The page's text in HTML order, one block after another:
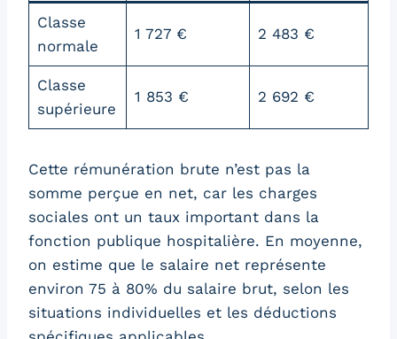
Classe
normale
1 727 € 2 483 €
Classe
supérieure
1 853 € 2 692 €
Cette rémunération brute n’est pas la
somme perçue en net, car les charges
sociales ont un taux important dans la
fonction publique hospitalière. En moyenne,
on estime que le salaire net représente
environ 75 à 80% du salaire brut, selon les
situations individuelles et les déductions